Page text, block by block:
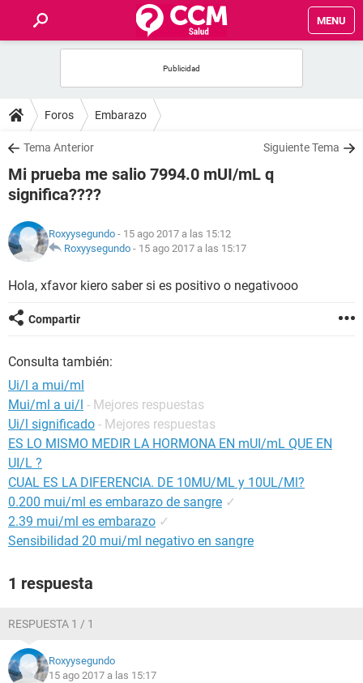
MENU
FOROS
SALUD
FAMILIA
NUTRICIÓN
SEXUALIDAD
Foros Embarazo
Tema Anterior Siguiente Tema
Mi prueba me salio 7994.0 mUI/mL q
significa????
Roxyysegundo - 15 ago 2017 a las 15:12
Roxyysegundo - 15 ago 2017 a las 15:17
Hola, xfavor kiero saber si es positivo o negativooo
Compartir
Consulta también:
Ui/l a mui/ml
Mui/ml a ui/l - Mejores respuestas
Ui/l significado - Mejores respuestas
ES LO MISMO MEDIR LA HORMONA EN mUI/mL QUE EN
UI/L ?
CUAL ES LA DIFERENCIA. DE 10MU/ML y 10UL/Ml?
0.200 mui/ml es embarazo de sangre ✓
2.39 mui/ml es embarazo ✓
Sensibilidad 20 mui/ml negativo en sangre
1 respuesta
RESPUESTA 1 / 1
Roxyysegundo
15 ago 2017 a las 15:17